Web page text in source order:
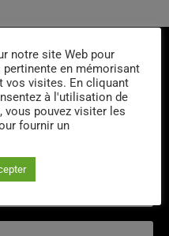
notre site Web pour
en mémorisant
vos visites. En cliquant
à l'utilisation de
vous pouvez visiter les
fournir un